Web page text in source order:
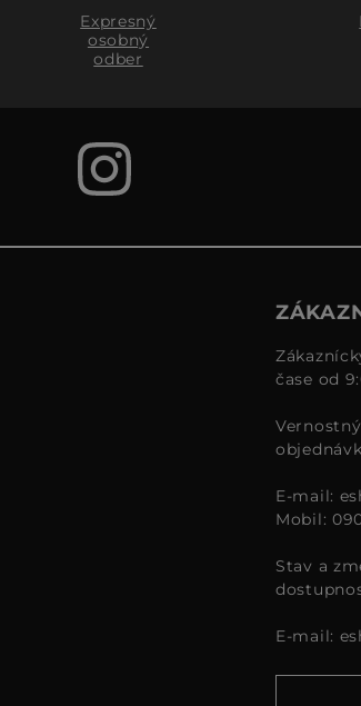
Expresný
osobný
odber
čase od
E-mail:
Mobil:
Stav a
E-mail: